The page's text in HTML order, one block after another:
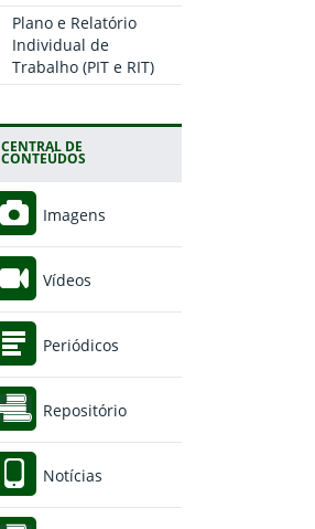
Plano e Relatório
Individual de
Trabalho (PIT e RIT)
CENTRAL DE
CONTEÚDOS
Imagens
Vídeos
Periódicos
Repositório
Notícias